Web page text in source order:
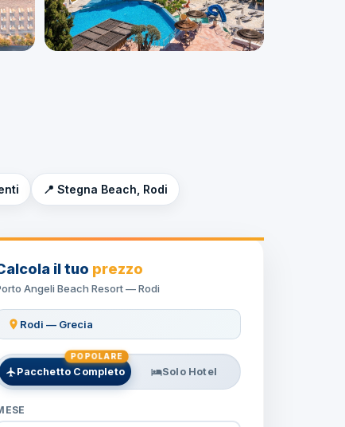
📍 Stegna Beach, Rodi
il tuo prezzo
Angeli Beach Resort — Rodi
Rodi — Grecia
Pacchetto Completo
POPOLARE
Solo Hotel